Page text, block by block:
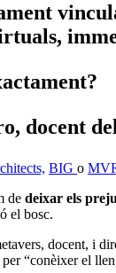
docent
BIG o
de deixar els
el bosc.
docent, i
“conèixer el